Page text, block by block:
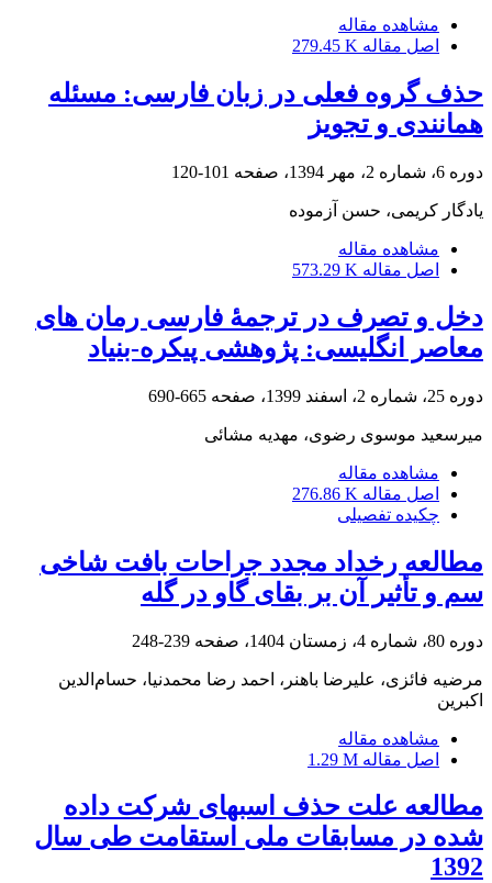
مشاهده مقاله
اصل مقاله 279.45 K
حذف گروه فعلی در زبان فارسی: مسئله
همانندی و تجویز
دوره 6، شماره 2، مهر 1394، صفحه 101-120
یادگار کریمی، حسن آزموده
مشاهده مقاله
اصل مقاله 573.29 K
دخل و تصرف در ترجمۀ فارسی رمان های
معاصر انگلیسی: پژوهشی پیکره-بنیاد
دوره 25، شماره 2، اسفند 1399، صفحه 665-690
میرسعید موسوی رضوی، مهدیه مشائی
مشاهده مقاله
اصل مقاله 276.86 K
چکیده تفصیلی
مطالعه‌ رخداد مجدد جراحات بافت شاخی
سم و تأثیر آن بر بقای گاو در گله
دوره 80، شماره 4، زمستان 1404، صفحه 239-248
مرضیه فائزی، علیرضا باهنر، احمد رضا محمدنیا، حسام‌الدین
اکبرین
مشاهده مقاله
اصل مقاله 1.29 M
مطالعه علت حذف اسبهای شرکت داده
شده در مسابقات ملی استقامت طی سال
1392